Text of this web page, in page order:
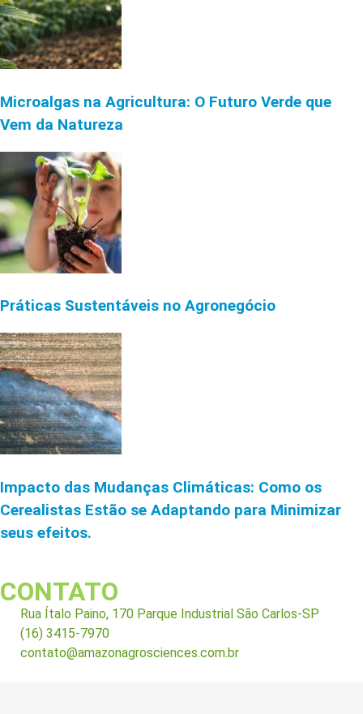
Microalgas na Agricultura: O Futuro Verde que
Vem da Natureza
Práticas Sustentáveis no Agronegócio
Impacto das Mudanças Climáticas: Como os
Cerealistas Estão se Adaptando para Minimizar
seus efeitos.
CONTATO
Rua Ítalo Paino, 170 Parque Industrial São Carlos-SP
(16) 3415-7970
contato@amazonagrosciences.com.br